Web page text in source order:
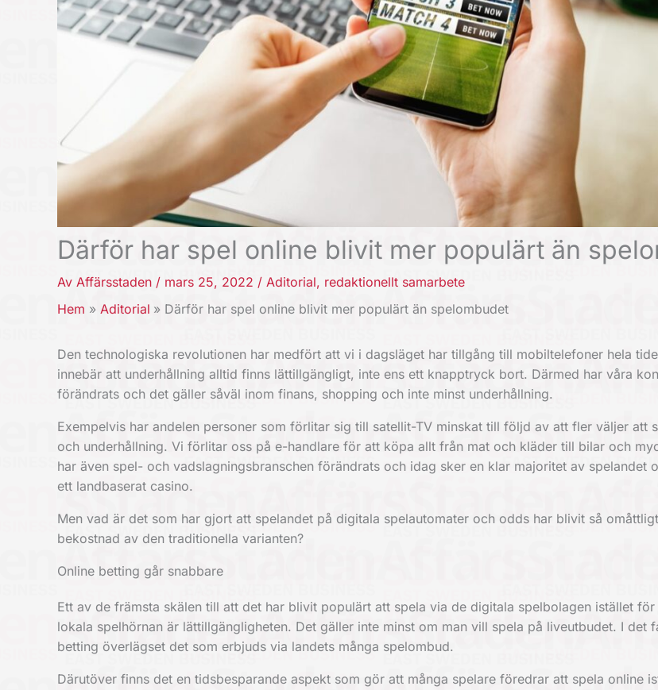
Därför har spel online blivit mer populärt än
Av Affärsstaden / mars 25, 2022 / Aditorial, redaktionellt samarbete
Hem
Aditorial Därför har spel online blivit mer populärt än spelombudet
Den technologiska revolutionen har medfört att vi i dagsläget har tillgång till mobiltelefoner hela
innebär att underhållning alltid finns lättillgängligt, inte ens ett knapptryck bort. Därmed har våra
förändrats och det gäller såväl inom finans, shopping och inte minst underhållning.
Exempelvis har andelen personer som förlitar sig till satellit-TV minskat till följd av att fler väljer att
och underhållning. Vi förlitar oss på e-handlare för att köpa allt från mat och kläder till bilar och
har även spel- och vadslagningsbranschen förändrats och idag sker en klar majoritet av spelandet
ett landbaserat casino.
Men vad är det som har gjort att spelandet på digitala spelautomater och odds har blivit så
bekostnad av den traditionella varianten?
Online betting går snabbare
Ett av de främsta skälen till att det har blivit populärt att spela via de digitala spelbolagen istället
lokala spelhörnan är lättillgängligheten. Det gäller inte minst om man vill spela på liveutbudet. I det
betting överlägset det som erbjuds via landets många spelombud.
Därutöver finns det en tidsbesparande aspekt som gör att många spelare föredrar att spela online